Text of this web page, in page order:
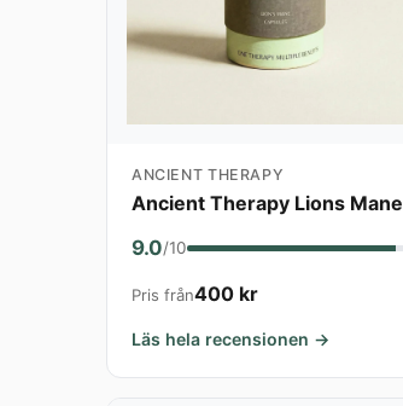
ANCIENT THERAPY
Ancient Therapy Lions Mane
9.0/10
Pris från400 kr
Läs hela recensionen →